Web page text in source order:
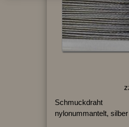
Schmuckdraht
nylonummantelt, silber